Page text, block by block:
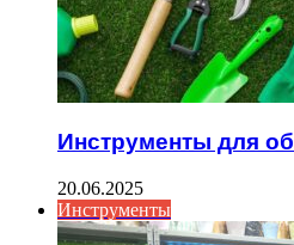
Инструменты для
20.06.2025
Инструменты